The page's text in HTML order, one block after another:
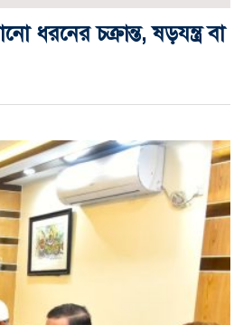
ধরনের চক্রান্ত, ষড়যন্ত্র বা